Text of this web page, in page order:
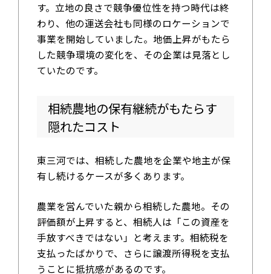
す。立地の良さで競争優位性を持つ時代は終
わり、他の運送会社も同様のロケーションで
事業を開始していました。地価上昇がもたら
した競争環境の変化を、その企業は見落とし
ていたのです。
相続農地の保有継続がもたらす
隠れたコスト
東三河では、相続した農地を企業や地主が保
有し続けるケースが多くあります。
農業を営んでいた親から相続した農地。その
評価額が上昇すると、相続人は「この資産を
手放すべきではない」と考えます。相続税を
支払ったばかりで、さらに譲渡所得税を支払
うことに抵抗感があるのです。